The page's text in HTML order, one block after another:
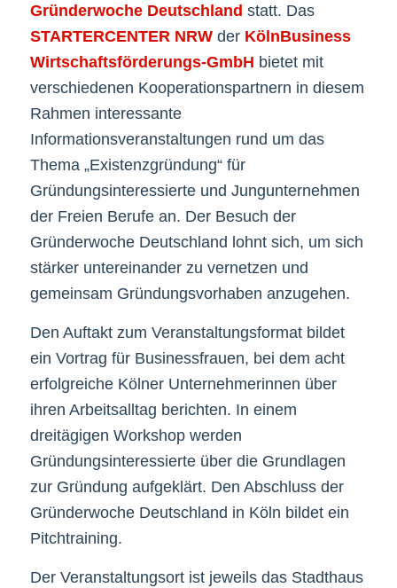
Gründerwoche Deutschland statt. Das
STARTERCENTER NRWder KölnBusiness
Wirtschaftsförderungs-GmbH bietet mit
verschiedenen Kooperationspartnern in diesem
Rahmen interessante
Informationsveranstaltungen rund um das
Thema „Existenzgründung“ für
Gründungsinteressierte und Jungunternehmen
der Freien Berufe an. Der Besuch der
Gründerwoche Deutschland lohnt sich, um sich
stärker untereinander zu vernetzen und
gemeinsam Gründungsvorhaben anzugehen.
Den Auftakt zum Veranstaltungsformat bildet
ein Vortrag für Businessfrauen, bei dem acht
erfolgreiche Kölner Unternehmerinnen über
ihren Arbeitsalltag berichten. In einem
dreitägigen Workshop werden
Gründungsinteressierte über die Grundlagen
zur Gründung aufgeklärt. Den Abschluss der
Gründerwoche Deutschland in Köln bildet ein
Pitchtraining.
Der Veranstaltungsort ist jeweils das Stadthaus